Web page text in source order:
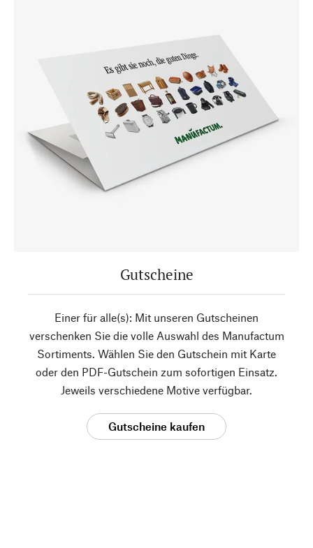
Gutscheine
Einer für alle(s): Mit unseren Gutscheinen
verschenken Sie die volle Auswahl des Manufactum
Sortiments. Wählen Sie den Gutschein mit Karte
oder den PDF-Gutschein zum sofortigen Einsatz.
Jeweils verschiedene Motive verfügbar.
Gutscheine kaufen